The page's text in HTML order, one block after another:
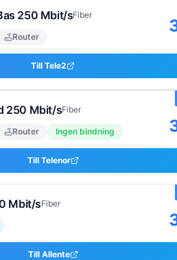
250 Mbit/sFiber
Router
Till Tele2
250 Mbit/sFiber
Router Ingen bindning
Till Telenor
Mbit/sFiber
Till Allente